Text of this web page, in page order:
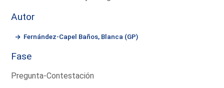
Autor
Fernández-Capel Baños, Blanca (GP)
Fase
Pregunta-Contestación